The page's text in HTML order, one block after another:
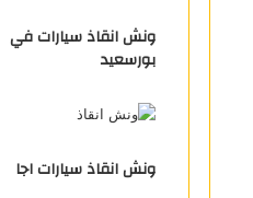
ونش انقاذ سيارات في
بورسعيد
ونش انقاذ سيارات اجا